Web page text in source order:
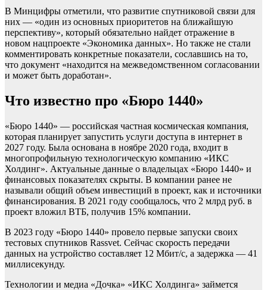
В Минцифры отметили, что развитие спутниковой связи для
них — «один из основных приоритетов на ближайшую
перспективу», который обязательно найдет отражение в
новом нацпроекте «Экономика данных». Но также не стали
комментировать конкретные показатели, сославшись на то,
что документ «находится на межведомственном согласовании
и может быть доработан».
Что известно про «Бюро 1440»
«Бюро 1440» — российская частная космическая компания,
которая планирует запустить услуги доступа в интернет в
2027 году. Была основана в ноябре 2020 года, входит в
многопрофильную технологическую компанию «ИКС
Холдинг». Актуальные данные о владельцах «Бюро 1440» и
финансовых показателях скрыты. В компании ранее не
называли общий объем инвестиций в проект, как и источники
финансирования. В 2021 году сообщалось, что 2 млрд руб. в
проект вложил ВТБ, получив 15% компании.
В 2023 году «Бюро 1440» провело первые запуски своих
тестовых спутников Rassvet. Сейчас скорость передачи
данных на устройство составляет 12 Мбит/с, а задержка — 41
миллисекунду.
Технологии и медиа «Дочка» «ИКС Холдинга» займется